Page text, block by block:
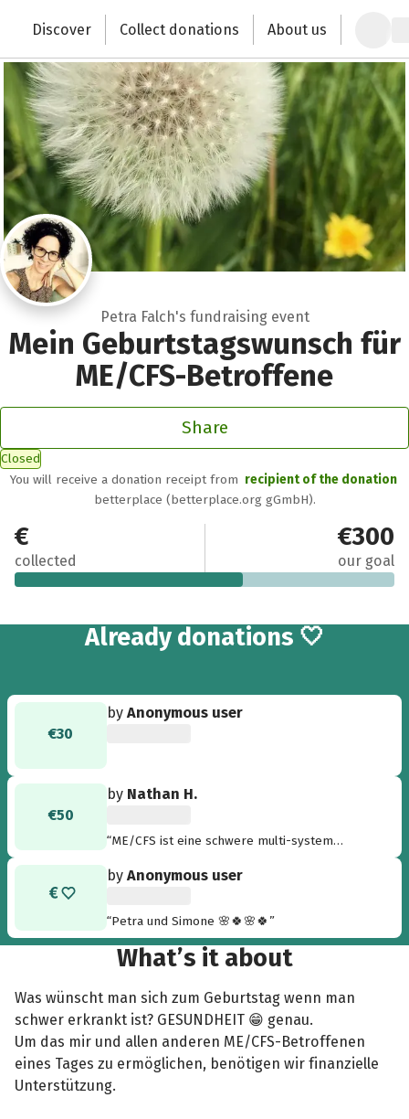
Change the world with your donation
Discover Collect donations About us
Petra Falch's fundraising event
Mein Geburtstagswunsch für
ME/CFS-Betroffene
Share
Closed
You will receive a donation receipt from recipient of the donation
betterplace (betterplace.org gGmbH).
€180
collected
€300
our goal
Already 3
donations 🤍
€30
byAnonymous user
€50
by Nathan H.
“ME/CFS ist eine schwere multi-system
byAnonymous user
“Petra und Simone 🌸🍀🌸🍀”
What’s it about
Was wünscht man sich zum Geburtstag wenn man
schwer erkrankt ist? GESUNDHEIT 😁 genau.
Um das mir und allen anderen ME/CFS-Betroffenen
eines Tages zu ermöglichen, benötigen wir finanzielle
Unterstützung.